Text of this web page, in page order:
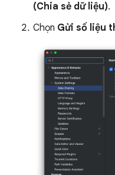
(Chia sẻ dữ liệu).
Chọn Gửi số liệu